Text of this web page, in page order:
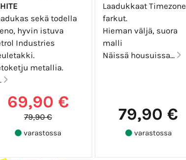
sekä todella
hyvin istuva
Industries
metallia.
69,90 €
79,90 €
varastossa
Laadukkaat Timezone
farkut.
Hieman väljä, suora
malli
Näissä housuissa...
79,90 €
varastossa